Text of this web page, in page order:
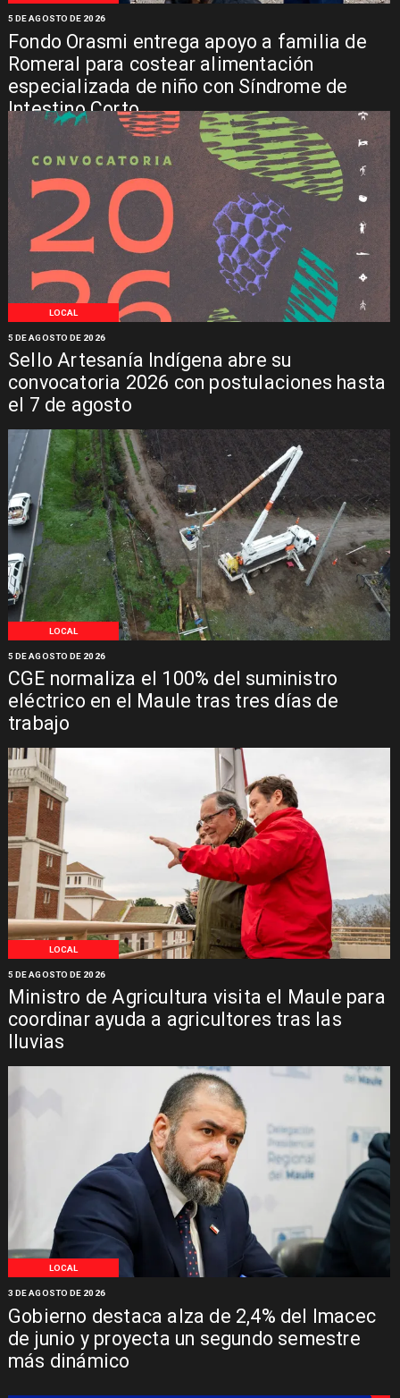
Fondo Orasmi entrega apoyo a familia de
Romeral para costear alimentación
especializada de niño con Síndrome de
Intestino Corto
5 DE AGOSTO DE 2026
LOCAL
Sello Artesanía Indígena abre su
convocatoria 2026 con postulaciones hasta
el 7 de agosto
5 DE AGOSTO DE 2026
LOCAL
CGE normaliza el 100% del suministro
eléctrico en el Maule tras tres días de
trabajo
5 DE AGOSTO DE 2026
LOCAL
Ministro de Agricultura visita el Maule para
coordinar ayuda a agricultores tras las
lluvias
5 DE AGOSTO DE 2026
LOCAL
Gobierno destaca alza de 2,4% del Imacec
de junio y proyecta un segundo semestre
más dinámico
3 DE AGOSTO DE 2026